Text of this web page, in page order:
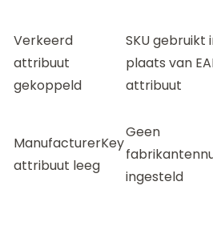
Verkeerd
attribuut
gekoppeld
SKU gebruikt
plaats van
attribuut
ManufacturerKey
attribuut leeg
Geen
ingesteld